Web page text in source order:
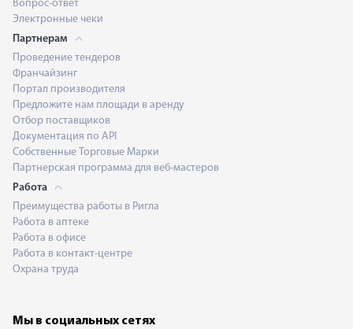
Вопрос-ответ
Электронные чеки
Партнерам
Проведение тендеров
Франчайзинг
Портал производителя
Предложите нам площади в аренду
Отбор поставщиков
Документация по API
Собственные Торговые Марки
Партнерская программа для веб-мастеров
Работа
Преимущества работы в Ригла
Работа в аптеке
Работа в офисе
Работа в контакт-центре
Охрана труда
Мы в социальных сетях